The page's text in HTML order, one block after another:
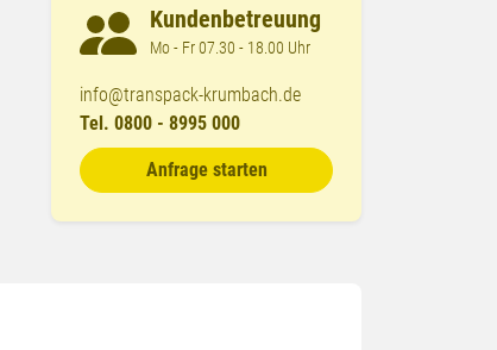
Kundenbetreuung
Mo - Fr 07.30 - 18.00 Uhr
info@transpack-krumbach.de
Tel. 0800 - 8995 000
Anfrage starten